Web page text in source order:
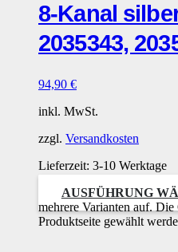
8-Kanal
2035343,
94,90 €
inkl. MwSt.
zzgl. Versandkosten
Lieferzeit: 3-10 Werktage
AUSFÜHRUNG
mehrere Varianten auf.
Produktseite gewählt